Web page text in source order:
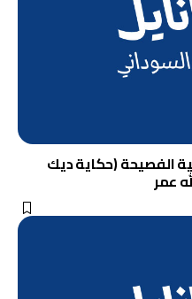
الفصيحة (حكاية ديك
عمر